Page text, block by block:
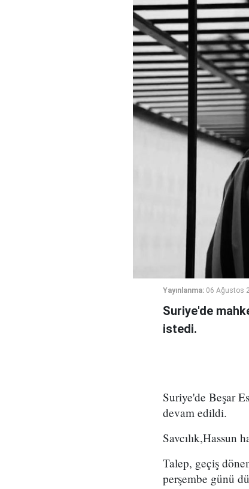
Yayınlanma: 06 Ağustos
Suriye'de
istedi.
Suriye'de Beşar
devam edildi.
Savcılık,Hassun
Talep, geçiş
perşembe günü